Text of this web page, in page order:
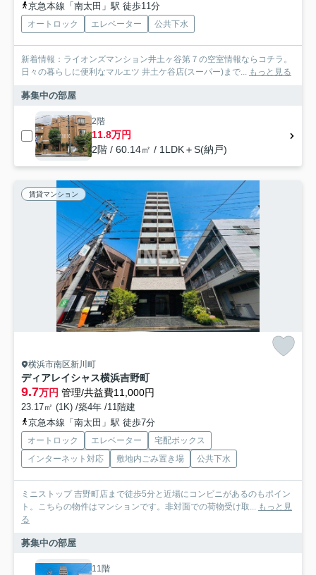
京急本線「南太田」駅 徒歩11分
オートロック エレベーター 公共下水
新着情報：ライオンズマンション井土ヶ谷第７の空室情報ならコチラ。
日々の暮らしに便利なマルエツ 井土ケ谷店(スーパー)まで... もっと見る
募集中の部屋
2階
11.8万円
2階 / 60.14㎡ / 1LDK＋S(納戸)
賃貸マンション
横浜市南区新川町
ディアレイシャス横浜吉野町
9.7万円 管理/共益費11,000円
23.17㎡ (1K) /築4年 /11階建
京急本線「南太田」駅 徒歩7分
オートロック エレベーター
宅配ボックス
インターネット対応
敷地内ごみ置き場 公共下水
ミニストップ 吉野町店まで徒歩5分と近場にコンビニがあるのもポイン
ト。こちらの物件はマンションです。非対面での荷物受け取... もっと見
る
募集中の部屋
11階